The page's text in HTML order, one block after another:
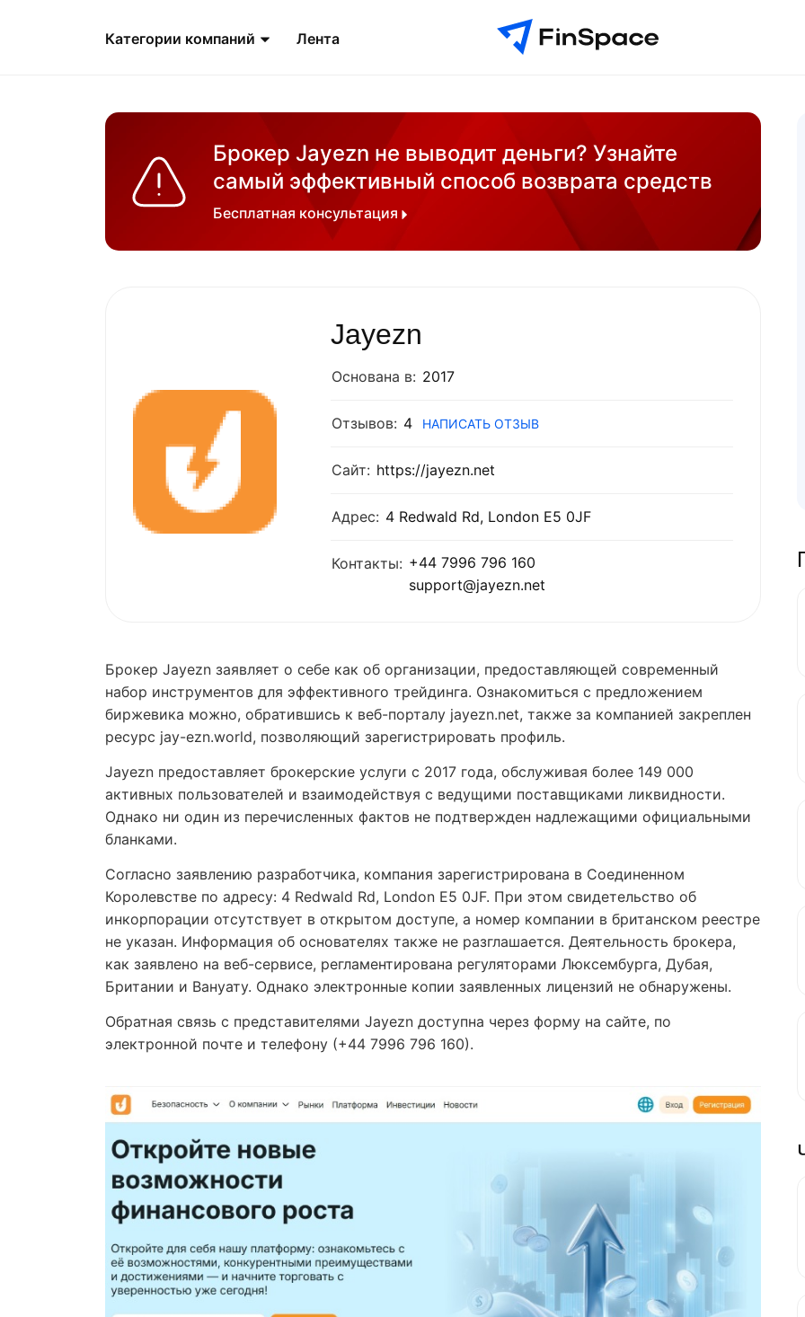
Категории компаний Лента
Брокер Jayezn не выводит деньги? Узнайте
самый эффективный способ возврата средств
Бесплатная консультация
Jayezn
Основана в: 2017
Отзывов: 4 НАПИСАТЬ ОТЗЫВ
Сайт: https://jayezn.net
Адрес: 4 Redwald Rd, London E5 0JF
Контакты: +44 7996 796 160
support@jayezn.net
Брокер Jayezn заявляет о себе как об организации, предоставляющей современный
набор инструментов для эффективного трейдинга. Ознакомиться с предложением
биржевика можно, обратившись к веб-порталу jayezn.net, также за компанией закреплен
ресурс jay-ezn.world, позволяющий зарегистрировать профиль.
Jayezn предоставляет брокерские услуги с 2017 года, обслуживая более 149 000
активных пользователей и взаимодействуя с ведущими поставщиками ликвидности.
Однако ни один из перечисленных фактов не подтвержден надлежащими официальными
бланками.
Согласно заявлению разработчика, компания зарегистрирована в Соединенном
Королевстве по адресу: 4 Redwald Rd, London E5 0JF. При этом свидетельство об
инкорпорации отсутствует в открытом доступе, а номер компании в британском реестре
не указан. Информация об основателях также не разглашается. Деятельность брокера,
как заявлено на веб-сервисе, регламентирована регуляторами Люксембурга, Дубая,
Британии и Вануату. Однако электронные копии заявленных лицензий не обнаружены.
Обратная связь с представителями Jayezn доступна через форму на сайте, по
электронной почте и телефону (+44 7996 796 160).